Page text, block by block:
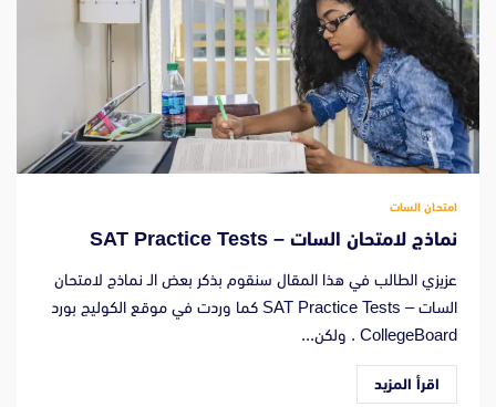
امتحان السات
نماذج لامتحان السات – SAT Practice Tests
عزيزي الطالب في هذا المقال سنقوم بذكر بعض الـ نماذج لامتحان
السات – SAT Practice Tests كما وردت في موقع الكوليج بورد
CollegeBoard . ولكن...
اقرأ المزيد